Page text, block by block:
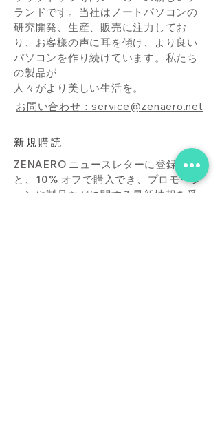
ランドです。当社はノートパソコンの
研究開発、生産、販売に注力してお
り、お客様の声に耳を傾け、より良い
パソコンを作り続けています。私たち
の製品が
人々がより美しい生活を。
お問い合わせ：service@zenaero.net
新規購読
ZENAERO ニュースレターに登録する
と、10% オフで購入でき、プロモーシ
ョンや製品などに関する最新情報を受